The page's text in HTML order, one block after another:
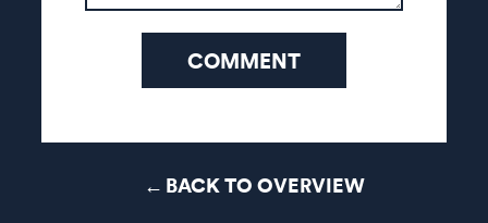
COMMENT
BACK TO OVERVIEW